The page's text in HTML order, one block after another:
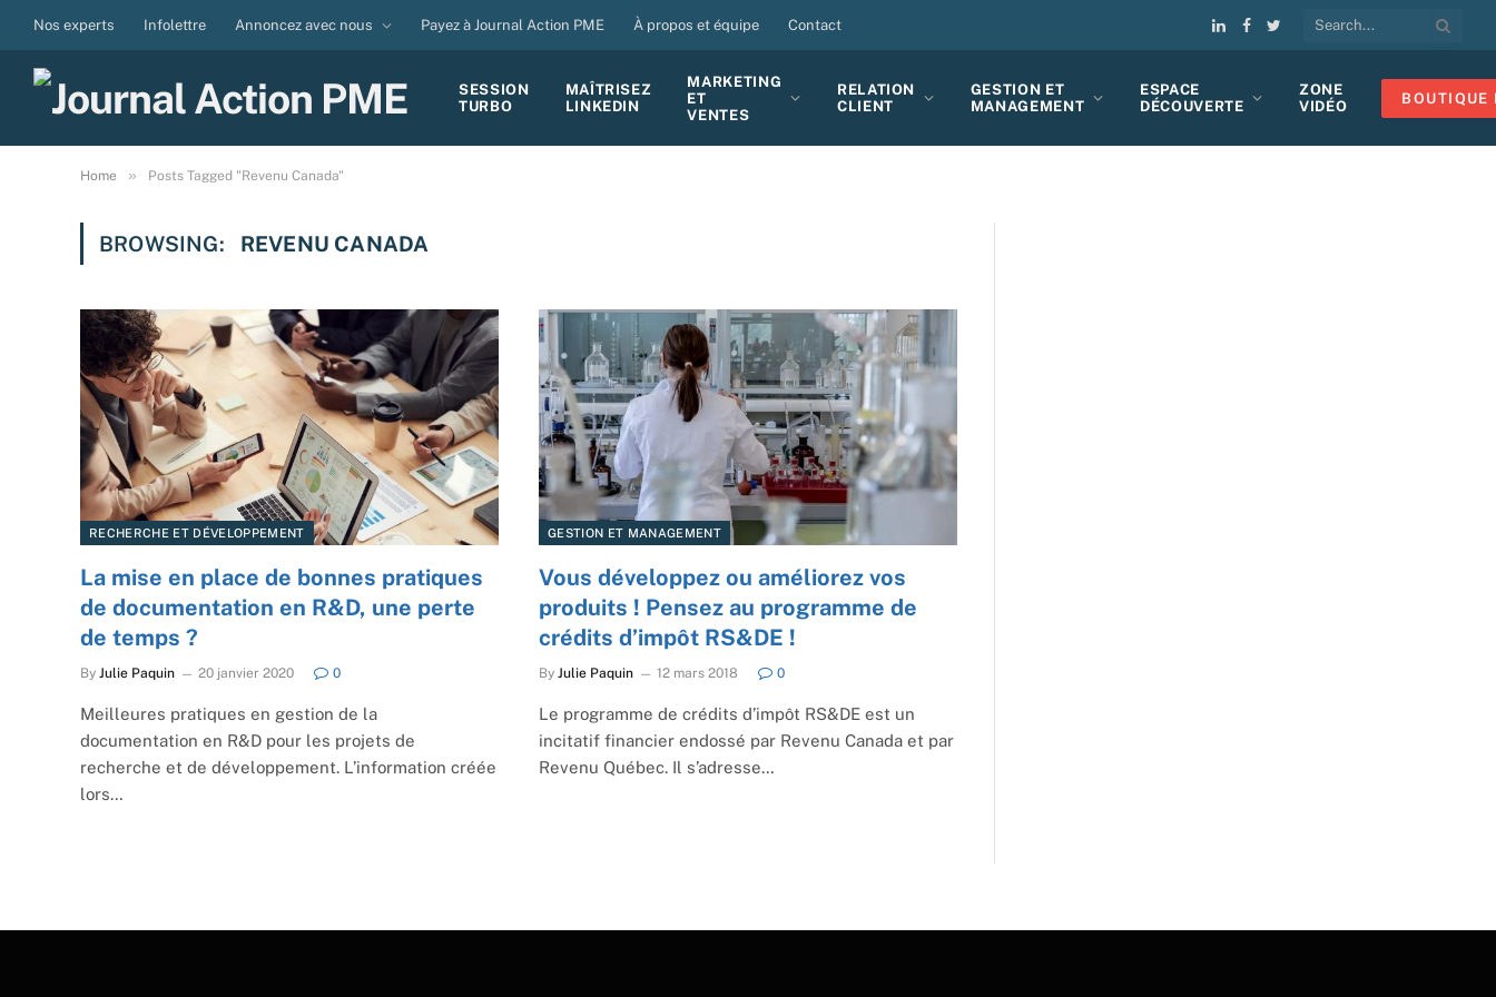
Nos experts Infolettre Annoncez avec nous Payez à Journal Action PME À propos et équipe Contact
LinkedIn
Facebook
Twitter
SESSION
TURBO
MAÎTRISEZ
LINKEDIN
MARKETING
ET
VENTES
RELATION
CLIENT
GESTION ET
MANAGEMENT
ESPACE
DÉCOUVERTE
ZONE
VIDÉO
BOUTIQUE
Home » Posts Tagged "Revenu Canada"
BROWSING: REVENU CANADA
RECHERCHE ET DÉVELOPPEMENT
La mise en place de bonnes pratiques
de documentation en R&D, une perte
de temps ?
By Julie Paquin 20 janvier 2020 0
Meilleures pratiques en gestion de la
documentation en R&D pour les projets de
recherche et de développement. L’information créée
lors…
GESTION ET MANAGEMENT
Vous développez ou améliorez vos
produits ! Pensez au programme de
crédits d’impôt RS&DE !
By Julie Paquin 12 mars 2018 0
Le programme de crédits d’impôt RS&DE est un
incitatif financier endossé par Revenu Canada et par
Revenu Québec. Il s’adresse…